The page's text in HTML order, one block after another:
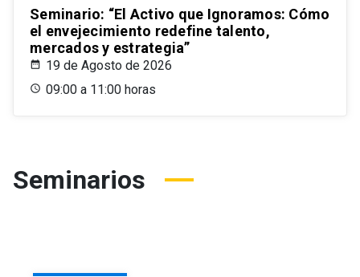
Seminario: “El Activo que Ignoramos: Cómo
el envejecimiento redefine talento,
mercados y estrategia”
19 de Agosto de 2026
09:00 a 11:00 horas
Seminarios